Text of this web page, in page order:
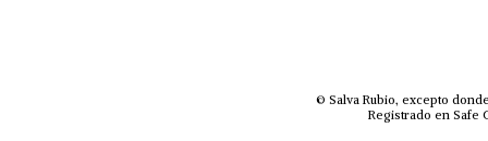
© Salva Rubio, excepto
Registrado en Safe